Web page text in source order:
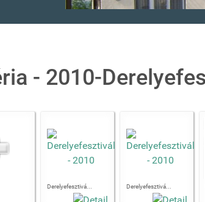
- 2010-
Derelyefesztivá... Derelyefesztivá...